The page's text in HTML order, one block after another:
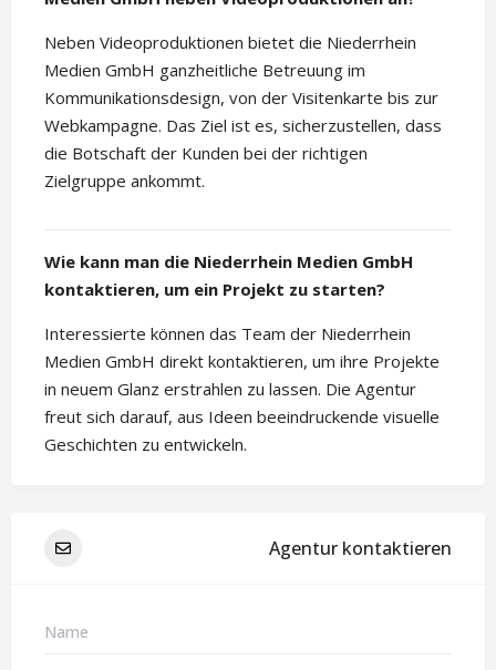
Neben Videoproduktionen bietet die Niederrhein
Medien GmbH ganzheitliche Betreuung im
Kommunikationsdesign, von der Visitenkarte bis zur
Webkampagne. Das Ziel ist es, sicherzustellen, dass
die Botschaft der Kunden bei der richtigen
Zielgruppe ankommt.
Wie kann man die Niederrhein Medien GmbH
kontaktieren, um ein Projekt zu starten?
Interessierte können das Team der Niederrhein
Medien GmbH direkt kontaktieren, um ihre Projekte
in neuem Glanz erstrahlen zu lassen. Die Agentur
freut sich darauf, aus Ideen beeindruckende visuelle
Geschichten zu entwickeln.
Agentur kontaktieren